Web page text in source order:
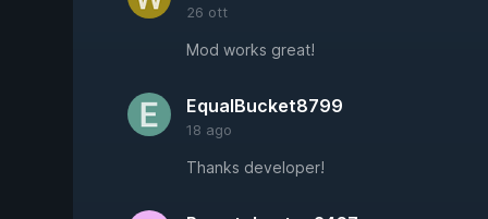
26 ott
Mod works great!
EqualBucket8799
18 ago
Thanks developer!